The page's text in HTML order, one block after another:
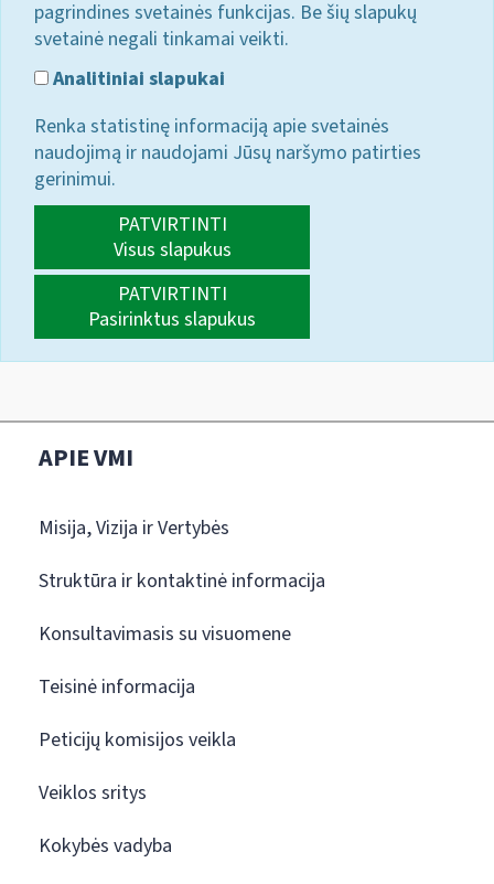
pagrindines svetainės funkcijas. Be šių slapukų
svetainė negali tinkamai veikti.
Analitiniai slapukai
Renka statistinę informaciją apie svetainės
naudojimą ir naudojami Jūsų naršymo patirties
gerinimui.
PATVIRTINTI
Visus slapukus
PATVIRTINTI
Pasirinktus slapukus
APIE VMI
Misija, Vizija ir Vertybės
Struktūra ir kontaktinė informacija
Konsultavimasis su visuomene
Teisinė informacija
Peticijų komisijos veikla
Veiklos sritys
Kokybės vadyba